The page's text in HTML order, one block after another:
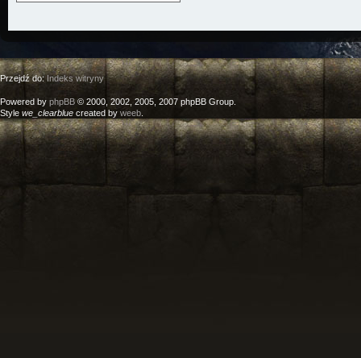
Przejdź do:Indeks witryny
Powered by phpBB © 2000, 2002, 2005, 2007 phpBB Group.
Style we_clearblue created by weeb